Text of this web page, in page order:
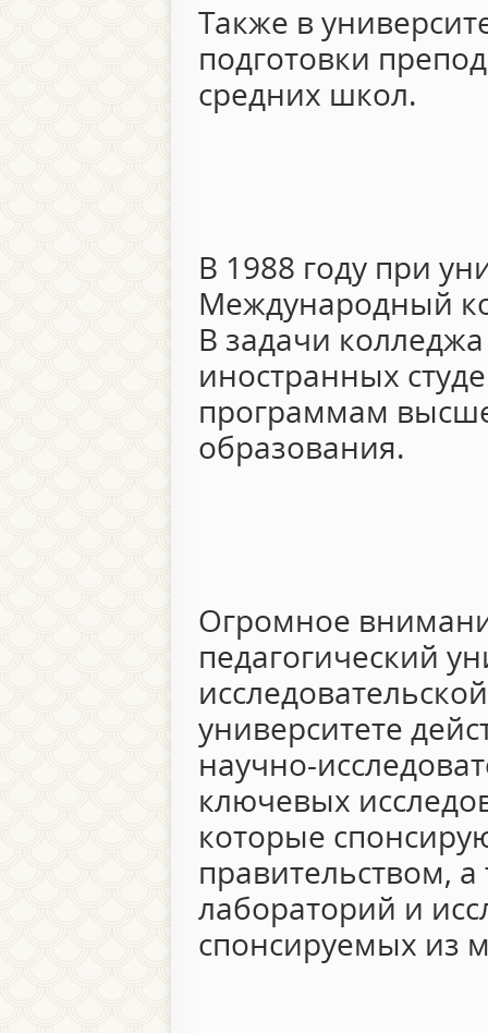
Также в
подготовки
средних школ.
В 1988 году при
Международный
В задачи
иностранных
программам
образования.
Огромное
педагогический
университете
научно-
ключевых
которые
правительством,
лабораторий и
спонсируемых из